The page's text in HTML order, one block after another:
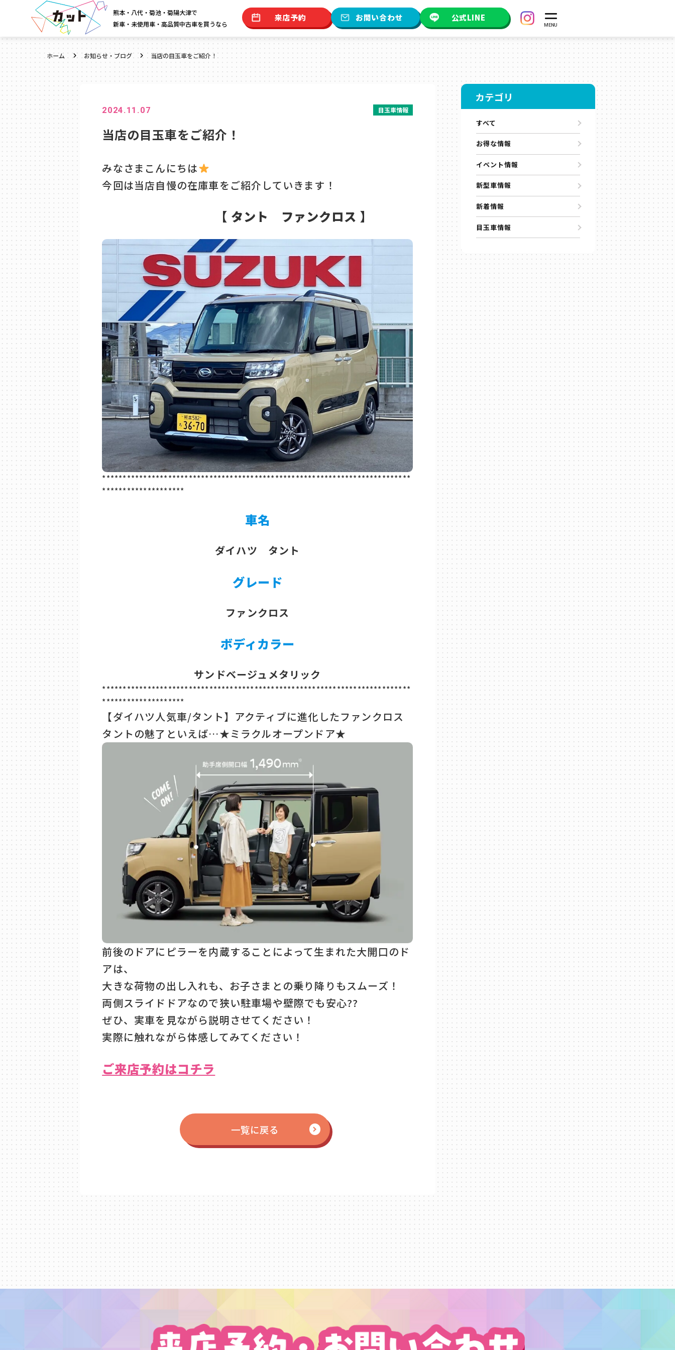
熊本・八代・菊池・菊陽大津で
新車・未使用車・高品質中古車を買うなら
来店予約 お問い合わせ 公式LINE
ホーム お知らせ・ブログ 当店の目玉車をご紹介！
2024.11.07 目玉車情報
当店の目玉車をご紹介！
みなさまこんにちは
今回は当店自慢の在庫車をご紹介していきます！
【 タント ファンクロス 】
***************************************************************************
********************
車名
ダイハツ タント
グレード
ファンクロス
ボディカラー
サンドベージュメタリック
***************************************************************************
********************
【ダイハツ人気車/タント】アクティブに進化したファンクロス
タントの魅了といえば…★ミラクルオープンドア★
前後のドアにピラーを内蔵することによって生まれた大開口のド
アは、
大きな荷物の出し入れも、お子さまとの乗り降りもスムーズ！
両側スライドドアなので狭い駐車場や壁際でも安心??
ぜひ、実車を見ながら説明させてください！
実際に触れながら体感してみてください！
ご来店予約はコチラ
一覧に戻る
カテゴリ
すべて
お得な情報
イベント情報
新型車情報
新着情報
目玉車情報